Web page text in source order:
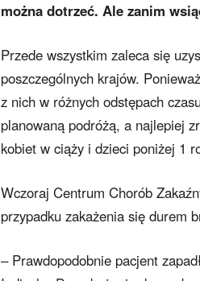
można dotrzeć. Ale zanim
Przede wszystkim zaleca się
poszczególnych krajów.
z nich w różnych odstępach
planowaną podróżą, a najlepiej
kobiet w ciąży i dzieci poniżej 1
Wczoraj Centrum Chorób
przypadku zakażenia się durem
– Prawdopodobnie pacjent